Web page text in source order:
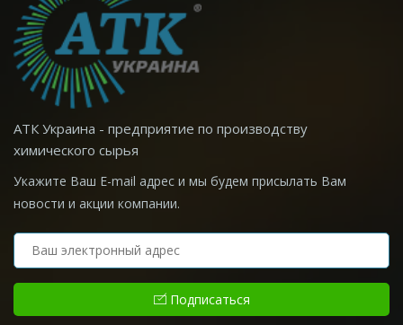
АТК Украина - предприятие по производству
химического сырья
Укажите Ваш E-mail адрес и мы будем присылать Вам
новости и акции компании.
Подписаться